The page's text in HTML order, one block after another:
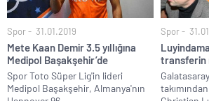
Spor 31.01.2019
Mete Kaan Demir 3.5 yıllığına
Medipol Başakşehir’de
Spor Toto Süper Lig'in lideri
Medipol Başakşehir, Almanya'nın
Spor